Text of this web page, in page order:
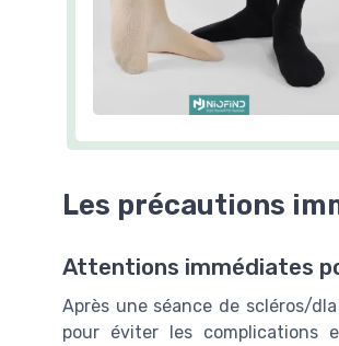
Les précautions
Attentions immédiates
Après une séance de scléros/d
pour éviter les complications